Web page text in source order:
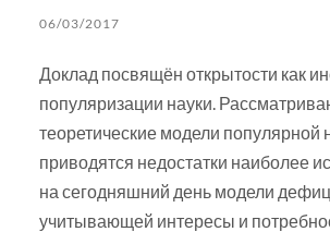
06/03/2017
Доклад посвящён открытости как
популяризации науки.
теоретические модели популярной
приводятся недостатки наиболее
на сегодняшний день модели
учитывающей интересы и